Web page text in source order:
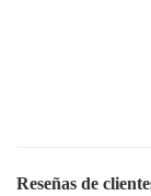
Reseñas de